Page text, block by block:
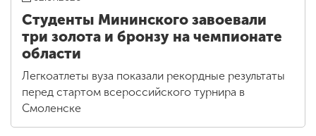
Студенты Мининского завоевали
три золота и бронзу на чемпионате
области
Легкоатлеты вуза показали рекордные результаты
перед стартом всероссийского турнира в
Смоленске